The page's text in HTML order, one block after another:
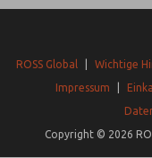
ROSS Global Wichtige
Impressum
Copyright © 2026